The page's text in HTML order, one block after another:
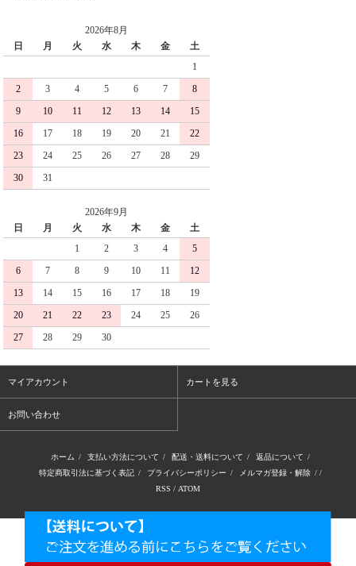
2026年8月
日
月 火 水 木 金
土
1
2
3 4 5 6 7
8
9
10 11 12 13 14
15
16
17 18 19 20 21
22
23
24 25 26 27 28
29
30
31
2026年9月
日
月 火 水 木 金
土
1
2 3 4
5
6
7 8 9 10 11
12
13
14 15 16 17 18
19
20
21 22 23 24 25
26
27
28 29 30
マイアカウント カートを見る
お問い合わせ
ホーム / 支払い方法について / 配送・送料について / 返品について /
特定商取引法に基づく表記 / プライバシーポリシー / メルマガ登録・解除 / /
RSS / ATOM
昭和21年創業 歴史ある港町、尾道よりお届け。